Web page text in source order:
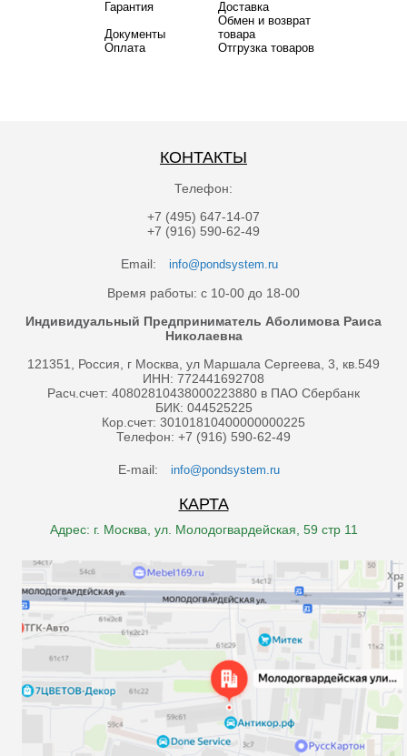
Гарантия
Доставка
Документы
Обмен и возврат
товара
Оплата
Отгрузка товаров
КОНТАКТЫ
Телефон:
+7 (495) 647-14-07
+7 (916) 590-62-49
Email: info@pondsystem.ru
Время работы: с 10-00 до 18-00
Индивидуальный Предприниматель Аболимова Раиса
Николаевна
121351, Россия, г Москва, ул Маршала Сергеева, 3, кв.549
ИНН: 772441692708
Расч.счет: 40802810438000223880 в ПАО Сбербанк
БИК: 044525225
Кор.счет: 30101810400000000225
Телефон: +7 (916) 590-62-49
E-mail: info@pondsystem.ru
КАРТА
Адрес: г. Москва, ул. Молодогвардейская, 59 стр 11